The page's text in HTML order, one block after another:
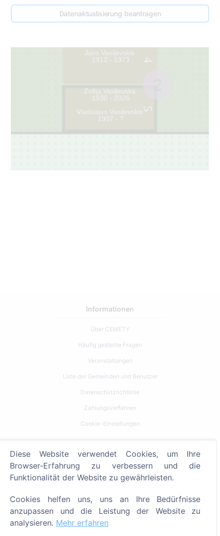
Datenaktualisierung beantragen
4
5
Jans Vasiļevskis
1912 - 1973
Zofija Vasiļevska
1930 - 2026
Vladislavs Vasiļevskis
1907 - ?
Informationen
Über CEMETY
Häufig gestellte Fragen
Veranstaltungen
Liste der Gemeinden und Benutzer
Datenschutzrichtlinie
Zahlungsverfahren
Cookie-Einstellungen
Bestattete suchen
Friedhöfe suchen
Dienstleistungen
Kontakt
Diese Website verwendet Cookies, um Ihre
Browser-Erfahrung zu verbessern und die
Funktionalität der Website zu gewährleisten.
Cookies helfen uns, uns an Ihre Bedürfnisse
anzupassen und die Leistung der Website zu
analysieren. Mehr erfahren